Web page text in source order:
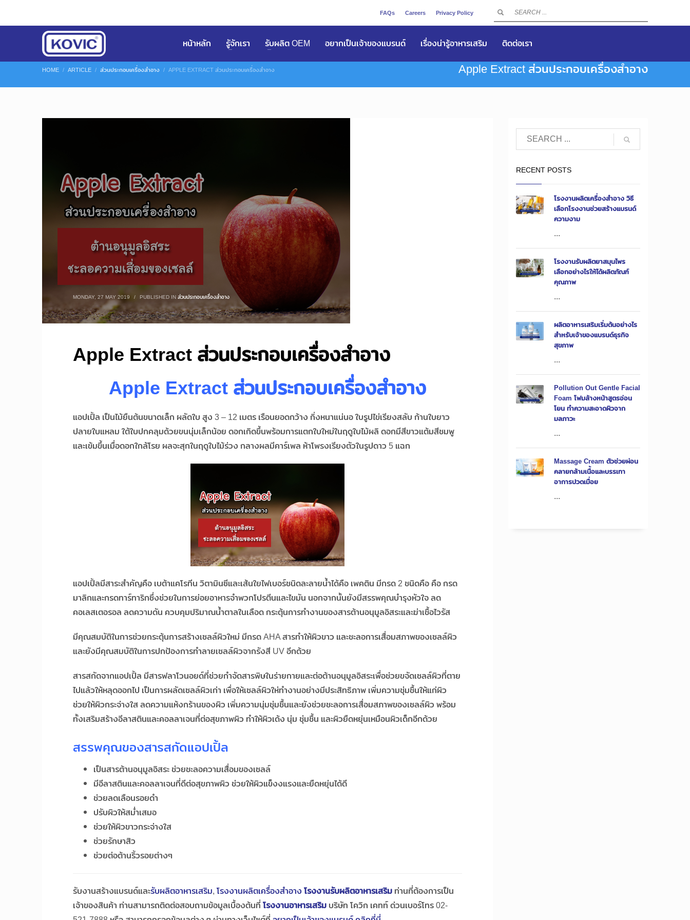
FAQs Careers Privacy Policy
หน้าหลัก รูัจักเรา รับผลิต OEM อยากเป็นเจ้าของแบรนด์ เรื่องน่ารู้อาหารเสริม ติดต่อเรา
HOME ARTICLE ส่วนประกอบเครื่องสำอาง APPLE EXTRACT ส่วนประกอบเครื่องสำอาง Apple Extract ส่วนประกอบเครื่องสำอาง
MONDAY, 27 MAY 2019 / PUBLISHED INส่วนประกอบเครื่องสำอาง
Apple Extract ส่วนประกอบเครื่องสำอาง
Apple Extract ส่วนประกอบเครื่องสำอาง
แอปเปิ้ล เป็นไม้ยืนต้นขนาดเล็ก ผลัดใบ สูง 3 – 12 เมตร เรือนยอดกว้าง กิ่งหนาแน่นอ ใบรูปไข่เรียงสลับ ก้านใบยาว
ปลายใบแหลม ใต้ใบปกคลุมด้วยขนนุ่มเล็กน้อย ดอกเกิดขึ้นพร้อมการแตกใบใหม่ในฤดูใบไม้ผลิ ดอกมีสีขาวแต้มสีชมพู
และเข้มขึ้นเมื่อดอกใกล้โรย ผลจะสุกในฤดูใบไม้ร่วง กลางผลมีคาร์เพล ห้าโพรงเรียงตัวในรูปดาว 5 แฉก
แอปเปิ้ลมีสาระสำคัญคือ เบต้าแคโรทีน วิตามินซีและเส้นใยไฟเบอร์ชนิดละลายน้ำได้คือ เพคติน มีกรด 2 ชนิดคือ คือ กรด
มาลิกและกรดทาร์ทาริกซึ่งช่วยในการย่อยอาหารจำพวกโปรตีนและไขมัน นอกจากนั้นยังมีสรรพคุณบำรุงหัวใจ ลด
คอเลสเตอรอล ลดความดัน ควบคุมปริมาณน้ำตาลในเลือด กระตุ้นการทำงานของสารต้านอนุมูลอิสระและฆ่าเชื้อไวรัส
มีคุณสมบัติในการช่วยกระตุ้นการสร้างเซลล์ผิวใหม่ มีกรด AHA สารทำให้ผิวขาว และชะลอการเสื่อมสภาพของเซลล์ผิว
และยังมีคุณสมบัติในการปกป้องการทำลายเซลล์ผิวจากรังสี UV อีกด้วย
สารสกัดจากแอปเปิ้ล มีสารฟลาโวนอยด์ที่ช่วยกำจัดสารพิษในร่ายกายและต่อต้านอนุมูลอิสระเพื่อช่วยขจัดเซลล์ผิวที่ตาย
ไปแล้วให้หลุดออกไป เป็นการผลัดเซลล์ผิวเก่า เพื่อให้เซลล์ผิวให่ทำงานอย่างมีประสิทธิภาพ เพิ่มความชุ่มชื้นให้แก่ผิว
ช่วยให้ผิวกระจ่างใส ลดความแห้งกร้านของผิว เพิ่มความนุ่มชุ่มชื้นและยังช่วยชะลอการเสื่อมสภาพของเซลล์ผิว พร้อม
ทั้งเสริมสร้างอีลาสตินและคอลลาเจนที่ต่อสุขภาพผิว ทำให้ผิวเด้ง นุ่ม ชุ่มชื้น และผิวยืดหยุ่นเหมือนผิวเด็กอีกด้วย
สรรพคุณของสารสกัดแอปเปิ้ล
เป็นสารต้านอนุมูลอิสระ ช่วยชะลอความเสื่อมของเซลล์
มีอีลาสตินและคอลลาเจนที่ดีต่อสุขภาพผิว ช่วยให้ผิวแข็งงแรงและยืดหยุ่นได้ดี
ช่วยลดเลือนรอยดำ
ปรับผิวให้สม่ำเสมอ
ช่วยให้ผิวขาวกระจ่างใส
ช่วยรักษาสิว
ช่วยต่อต้านริ้วรอยต่างๆ
รับงานสร้างแบรนด์และรับผลิตอาหารเสริม, โรงงานผลิตเครื่องสำอาง โรงงานรับผลิตอาหารเสริม ท่านที่ต้องการเป็น
เจ้าของสินค้า ท่านสามารถติดต่อสอบถามข้อมูลเบื้องต้นที่ โรงงานอาหารเสริม บริษัท โควิก เคทท์ ด่วนเบอร์โทร 02-
RECENT POSTS
โรงงานผลิตเครื่องสำอาง วิธี
เลือกโรงงานช่วยสร้างแบรนด์
ความงาม
...
โรงงานรับผลิตยาสมุนไพร
เลือกอย่างไรให้ได้ผลิตภัณฑ์
คุณภาพ
...
ผลิตอาหารเสริมเริ่มต้นอย่างไร
สำหรับเจ้าของแบรนด์ธุรกิจ
สุขภาพ
...
Pollution Out Gentle Facial
Foam โฟมล้างหน้าสูตรอ่อน
โยน ทำความสะอาดผิวจาก
มลภาวะ
...
Massage Cream ตัวช่วยผ่อน
คลายกล้ามเนื้อและบรรเทา
อาการปวดเมื่อย
...